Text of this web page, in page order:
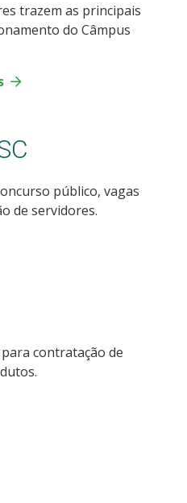
trazem as principais
do Câmpus
público, vagas
de servidores.
contratação de